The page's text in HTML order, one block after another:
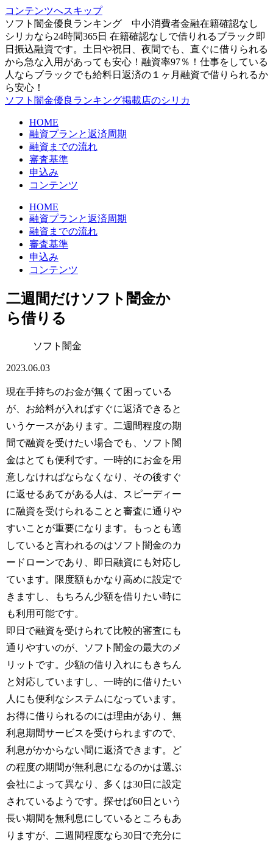
コンテンツへスキップ
ソフト闇金優良ランキング 中小消費者金融在籍確認なし
シリカなら24時間365日 在籍確認なしで借りれるブラック即
日振込融資です。土日や祝日、夜間でも、直ぐに借りられる
から急な入用があっても安心！融資率97％！仕事をしている
人ならブラックでも給料日返済の１ヶ月融資で借りられるか
ら安心！
ソフト闇金優良ランキング掲載店のシリカ
HOME
融資プランと返済周期
融資までの流れ
審査基準
申込み
コンテンツ
HOME
融資プランと返済周期
融資までの流れ
審査基準
申込み
コンテンツ
二週間だけソフト闇金か
ら借りる
ソフト闇金
2023.06.03
現在手持ちのお金が無くて困っている
が、お給料が入ればすぐに返済できると
いうケースがあります。二週間程度の期
間で融資を受けたい場合でも、ソフト闇
金はとても便利です。一時的にお金を用
意しなければならなくなり、その後すぐ
に返せるあてがある人は、スピーディー
に融資を受けられることと審査に通りや
すいことが重要になります。もっとも適
していると言われるのはソフト闇金のカ
ードローンであり、即日融資にも対応し
ています。限度額もかなり高めに設定で
きますし、もちろん少額を借りたい時に
も利用可能です。
即日で融資を受けられて比較的審査にも
通りやすいのが、ソフト闇金の最大のメ
リットです。少額の借り入れにもきちん
と対応していますし、一時的に借りたい
人にも便利なシステムになっています。
お得に借りられるのには理由があり、無
利息期間サービスを受けられますので、
利息がかからない間に返済できます。ど
の程度の期間が無利息になるのかは選ぶ
会社によって異なり、多くは30日に設定
されているようです。探せば60日という
長い期間を無利息にしているところもあ
りますが、二週間程度なら30日で充分に